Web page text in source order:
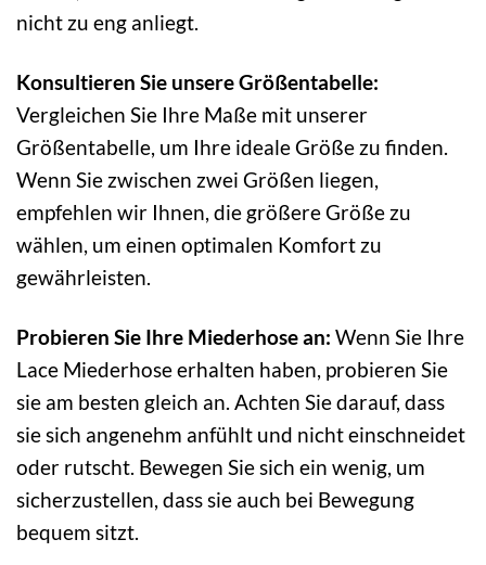
nicht zu eng anliegt.
Konsultieren Sie unsere Größentabelle:
Vergleichen Sie Ihre Maße mit unserer
Größentabelle, um Ihre ideale Größe zu finden.
Wenn Sie zwischen zwei Größen liegen,
empfehlen wir Ihnen, die größere Größe zu
wählen, um einen optimalen Komfort zu
gewährleisten.
Probieren Sie Ihre Miederhose an: Wenn Sie Ihre
Lace Miederhose erhalten haben, probieren Sie
sie am besten gleich an. Achten Sie darauf, dass
sie sich angenehm anfühlt und nicht einschneidet
oder rutscht. Bewegen Sie sich ein wenig, um
sicherzustellen, dass sie auch bei Bewegung
bequem sitzt.